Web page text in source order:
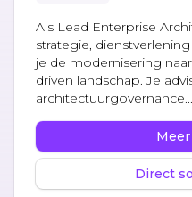
Als Lead Enterprise
strategie,
je de modernisering
driven landschap. Je
architectuurgovernance...
Direct